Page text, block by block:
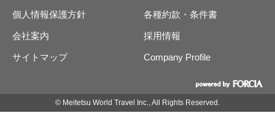
個人情報保護方針 各種約款・条件書
会社案内 採用情報
サイトマップ Company Profile
© Meitetsu World Travel Inc., All Rights Reserved.